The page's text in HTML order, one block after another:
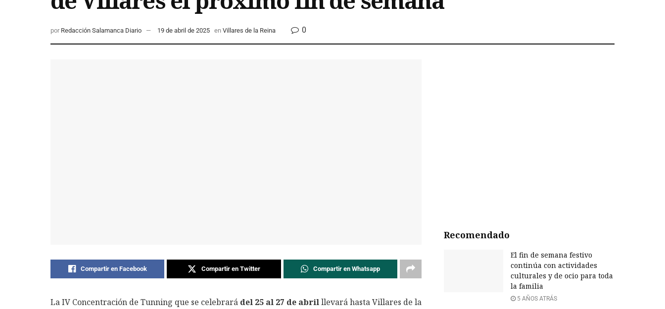
por Redacción Salamanca Diario 19 de abril de 2025 en Villares de la Reina 0
Compartir en Facebook Compartir en Twitter Compartir en Whatsapp
La IV Concentración de Tunning que se celebrará del 25 al 27 de abrilllevará hasta Villares de la
Recomendado
El fin de semana festivo
continúa con actividades
culturales y de ocio para toda
la familia
5 AÑOS ATRÁS